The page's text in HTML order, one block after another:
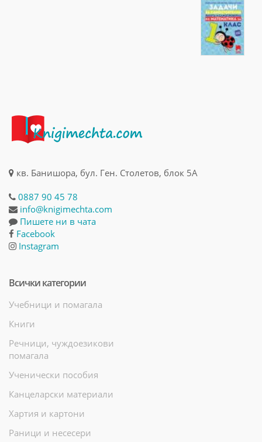
кв. Банишора, бул. Ген. Столетов, блок 5А
0887 90 45 78
info@knigimechta.com
Пишете ни в чата
Facebook
Instagram
Всички категории
Учебници и помагала
Книги
Речници, чуждоезикови
помагала
Ученически пособия
Канцеларски материали
Хартия и картони
Раници и несесери